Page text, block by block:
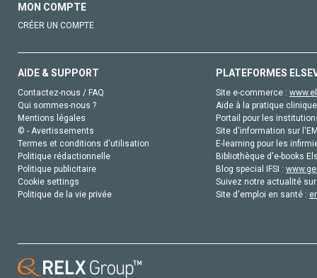
MON COMPTE
CRÉER UN COMPTE
AIDE & SUPPORT
Contactez-nous / FAQ
Qui sommes-nous ?
Mentions légales
© - Avertissements
Termes et conditions d'utilisation
Politique rédactionnelle
Politique publicitaire
Cookie settings
Politique de la vie privée
PLATEFORMES
Site e-commerce :
Aide à la pratique
Portail pour les
Site d'information sur
E-learning pour les
Bibliothèque d'e-books
Blog special IFSI :
Suivez notre actualité
Site d'emploi en santé :